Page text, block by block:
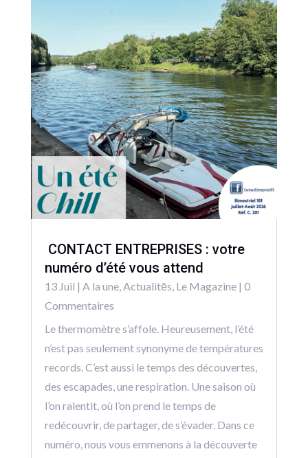
CONTACT ENTREPRISES : votre
numéro d’été vous attend
13 Juil | A la une,Actualitēs, Le Magazine| 0
Commentaires
Le thermomètre s’affole. Heureusement, l’été
n’est pas seulement synonyme de températures
records. C’est aussi le temps des découvertes,
des escapades, une respiration. Une saison où
l’on ralentit, où l’on prend le temps de
redécouvrir, de partager, de s’évader. Dans ce
numéro, nous vous emmenons à la découverte